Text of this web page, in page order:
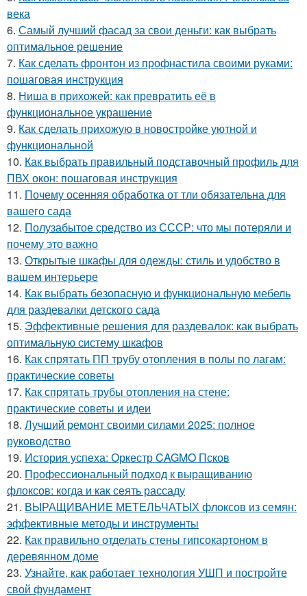
века
6. Самый лучший фасад за свои деньги: как выбрать
оптимальное решение
7. Как сделать фронтон из профнастила своими руками:
пошаговая инструкция
8. Ниша в прихожей: как превратить её в
функциональное украшение
9. Как сделать прихожую в новостройке уютной и
функциональной
10. Как выбрать правильный подставочный профиль для
ПВХ окон: пошаговая инструкция
11. Почему осенняя обработка от тли обязательна для
вашего сада
12. Полузабытое средство из СССР: что мы потеряли и
почему это важно
13. Открытые шкафы для одежды: стиль и удобство в
вашем интерьере
14. Как выбрать безопасную и функциональную мебель
для раздевалки детского сада
15. Эффективные решения для раздевалок: как выбрать
оптимальную систему шкафов
16. Как спрятать ПП трубу отопления в полы по лагам:
практические советы
17. Как спрятать трубы отопления на стене:
практические советы и идеи
18. Лучший ремонт своими силами 2025: полное
руководство
19. История успеха: Оркестр CAGMO Псков
20. Профессиональный подход к выращиванию
флоксов: когда и как сеять рассаду
21. ВЫРАЩИВАНИЕ МЕТЕЛЬЧАТЫХ флоксов из семян:
эффективные методы и инструменты
22. Как правильно отделать стены гипсокартоном в
деревянном доме
23. Узнайте, как работает технология УШП и постройте
свой фундамент